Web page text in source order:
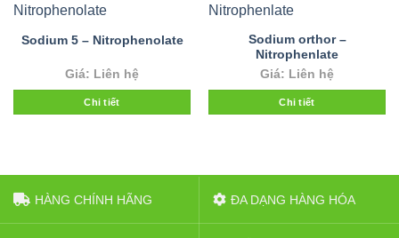
Sodium 5 – Nitrophenolate
Giá: Liên hệ
Chi tiết
Sodium orthor –
Nitrophenlate
Giá: Liên hệ
Chi tiết
HÀNG CHÍNH HÃNG ĐA DẠNG HÀNG HÓA